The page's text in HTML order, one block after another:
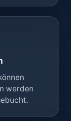
werden